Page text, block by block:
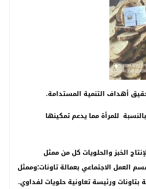
أهداف التنمية المستدامة.
للمرأة مما يدعم تمكينها
الخبز والحلويات كل من ممثل
العمل الاجتماعي بعمالة تاونات؛وممثل
بتاونات ورئيسة تعاونية حلويات لفداوي.